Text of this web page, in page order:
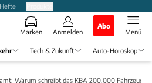
Hefte
Marken Anmelden
Abo
Menü
Tech & Zukunft Auto-Horoskop
Warum schreibt das KBA 200.000 Fahrzeug-